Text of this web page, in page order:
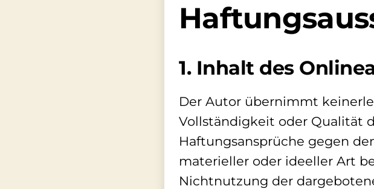
1. Inhalt des
Der Autor übernimmt
Vollständigkeit oder Qualität
Haftungsansprüche gegen
materieller oder ideeller Art
Nichtnutzung der